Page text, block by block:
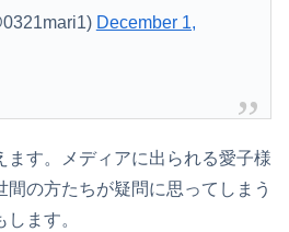
December 1,
ます。メディアに出られる愛子様
の方たちが疑問に思ってしまう
ます。